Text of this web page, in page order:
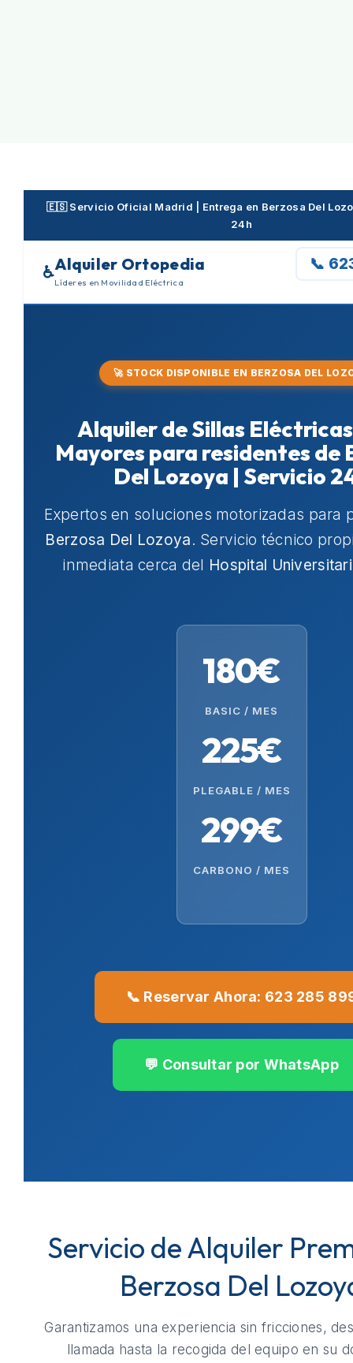
🇪🇸 Servicio Oficial Madrid | Entrega en Berzosa Del
24h
♿Alquiler Ortopedia
Líderes en Movilidad Eléctrica
📞
🚀 STOCK DISPONIBLE EN BERZOSA DEL
Alquiler de Sillas
Mayores para residentes de
Del Lozoya | Servicio
Expertos en soluciones motorizadas para
Berzosa Del Lozoya. Servicio técnico
inmediata cerca del Hospital
180€
BASIC / MES
225€
PLEGABLE / MES
299€
CARBONO / MES
📞 Reservar Ahora: 623 285
💬 Consultar por WhatsApp
Servicio de Alquiler
Berzosa Del
Garantizamos una experiencia sin fricciones,
llamada hasta la recogida del equipo en su